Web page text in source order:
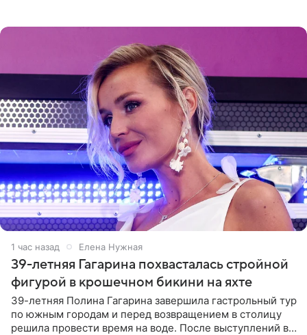
1 час назад Елена Нужная
39-летняя Гагарина похвасталась стройной
фигурой в крошечном бикини на яхте
39-летняя Полина Гагарина завершила гастрольный тур
по южным городам и перед возвращением в столицу
решила провести время на воде. После выступлений в